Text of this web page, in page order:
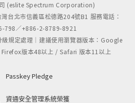
樣嗎？黑膠唱片行裡搜集了不
打散了既有的分類，用一種「雜
，
書」、「和你同年紀的人所寫的
(eslite Spectrum Corporation)
台北市信義區松德路204號B1 服務電話：
798／+886-2-8789-8921
規定處理｜建議使用瀏覽器版本：Google
版本48以上 / Safari 版本11以上
Passkey Pledge
資通安全管理系統榮獲